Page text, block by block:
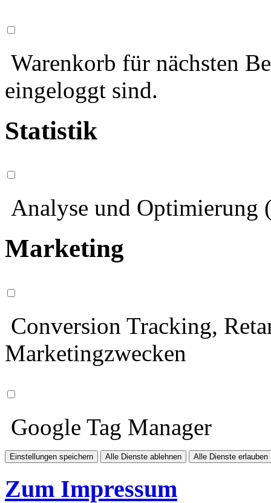
Warenkorb für nächsten
eingeloggt sind.
Statistik
Analyse und Optimierung
Marketing
Conversion Tracking,
Marketingzwecken
Google Tag Manager
Einstellungen speichern Alle Dienste ablehnen Alle Dienste erlauben
Zum Impressum